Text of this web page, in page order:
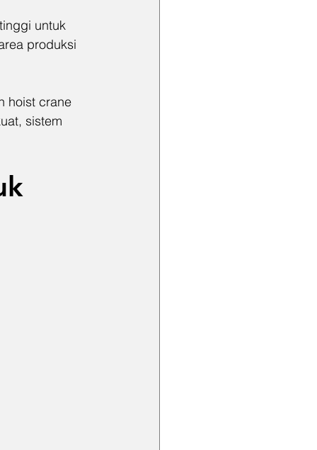
untuk
produksi
hoist crane
sistem